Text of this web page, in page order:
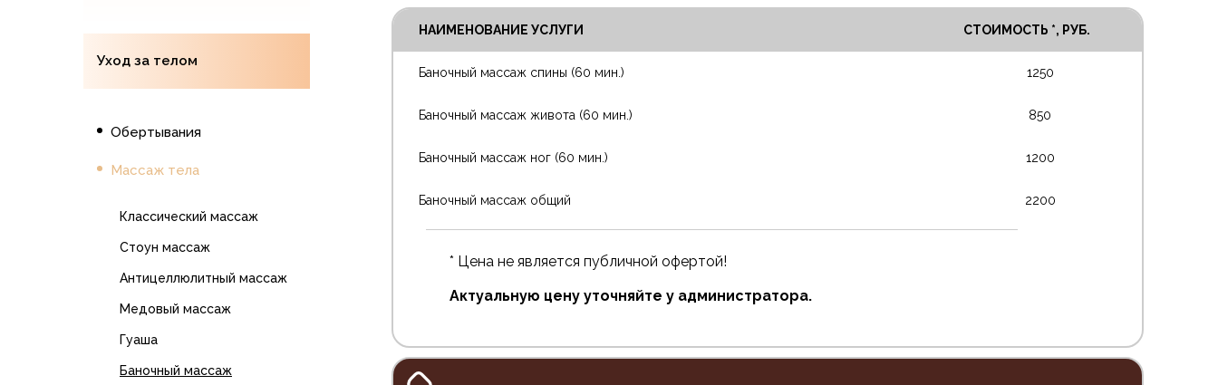
Уход за телом
Обертывания
Массаж тела
Классический массаж
Стоун массаж
Антицеллюлитный массаж
Медовый массаж
Гуаша
Баночный массаж
НАИМЕНОВАНИЕ УСЛУГИ СТОИМОСТЬ *, РУБ.
Баночный массаж спины (60 мин.) 1250
Баночный массаж живота (60 мин.) 850
Баночный массаж ног (60 мин.) 1200
Баночный массаж общий 2200
* Цена не является публичной офертой!
Актуальную цену уточняйте у администратора.